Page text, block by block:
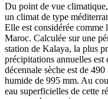
Du point de vue
un climat de type
Elle est considérée comme
Maroc. Calculée sur une
station de Kalaya, la plus
précipitations annuelles
décennale sèche est de
humide de 995 mm. Au
eau superficielles de cette